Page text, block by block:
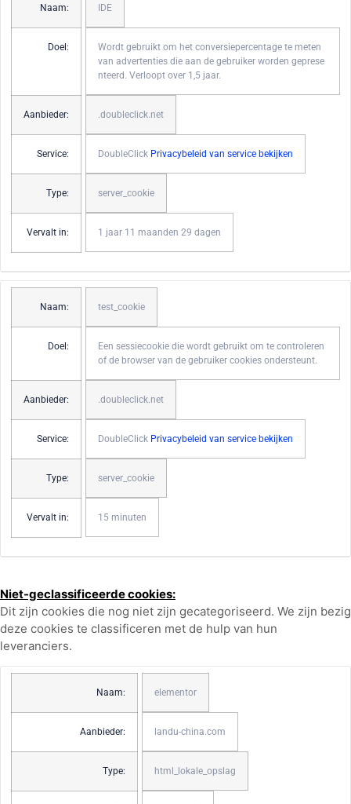
Naam: IDE
Doel:
Wordt gebruikt om het conversiepercentage te meten
van advertenties die aan de gebruiker worden geprese
nteerd. Verloopt over 1,5 jaar.
Aanbieder: .doubleclick.net
Service: DoubleClick Privacybeleid van service bekijken
Type: server_cookie
Vervalt in: 1 jaar 11 maanden 29 dagen
Naam: test_cookie
Doel:
Een sessiecookie die wordt gebruikt om te controleren
of de browser van de gebruiker cookies ondersteunt.
Aanbieder: .doubleclick.net
Service: DoubleClick Privacybeleid van service bekijken
Type: server_cookie
Vervalt in: 15 minuten
Niet-geclassificeerde cookies:
Dit zijn cookies die nog niet zijn gecategoriseerd. We zijn bezig
deze cookies te classificeren met de hulp van hun
leveranciers.
Naam: elementor
Aanbieder: landu-china.com
Type: html_lokale_opslag